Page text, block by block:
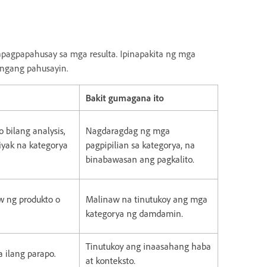
sa mga resulta. Ipinapakita ng mga
pahusayin.
Bakit gumagana ito
bilang analysis,
na kategorya
Nagdaragdag ng mga
pagpipilian sa kategorya, na
binabawasan ang pagkalito.
ng produkto o
Malinaw na tinutukoy ang mga
kategorya ng damdamin.
ilang parapo.
Tinutukoy ang inaasahang haba
at konteksto.